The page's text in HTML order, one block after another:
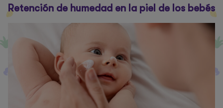
Retención de humedad en la piel de los bebés